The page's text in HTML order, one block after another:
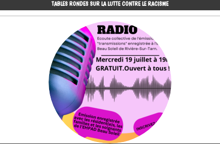
TABLES RONDES SUR LA LUTTE CONTRE LE RACISME